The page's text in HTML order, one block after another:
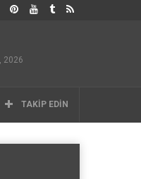
2026
TAKIP EDIN